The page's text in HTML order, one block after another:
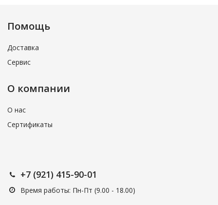
Помощь
Доставка
Сервис
О компании
О нас
Сертификаты
+7 (921) 415-90-01
Время работы: Пн-Пт (9.00 - 18.00)